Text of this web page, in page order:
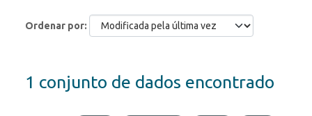
Ordenar por
1 conjunto de dados encontrado